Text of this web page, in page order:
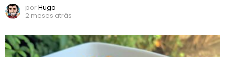
porHugo
2 meses atrás